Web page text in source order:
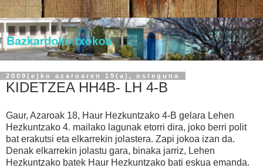
2009(e)ko azaroaren 19(a), osteguna
KIDETZEA HH4B- LH 4-B
Gaur, Azaroak 18, Haur Hezkuntzako 4-B gelara Lehen
Hezkuntzako 4. mailako lagunak etorri dira, joko berri polit
bat erakutsi eta elkarrekin jolastera. Zapi jokoa izan da.
Denak elkarrekin jolastu gara, binaka jarriz, Lehen
Hezkuntzako batek Haur Hezkuntzako bati eskua emanda.